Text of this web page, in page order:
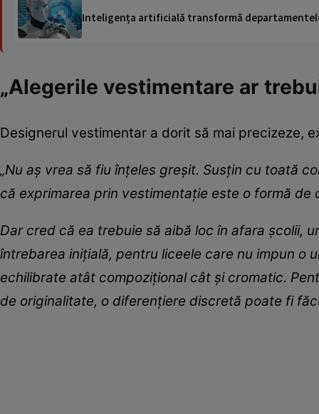
Inteligența artificială transformă
„Alegerile vestimentare ar
Designerul vestimentar a dorit să mai precizeze,
„Nu aș vrea să fiu înțeles greșit. Susțin cu toată
că exprimarea prin vestimentație este o formă de
Dar cred că ea trebuie să aibă loc în afara școlii,
întrebarea inițială, pentru liceele care nu impun o
echilibrate atât compozițional cât și cromatic.
de originalitate, o diferențiere discretă poate fi